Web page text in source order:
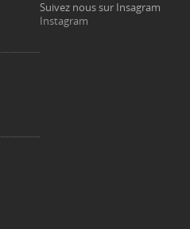
Suivez nous sur Insagram
Instagram